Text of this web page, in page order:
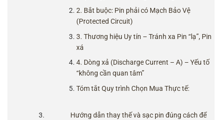
2. Bắt buộc: Pin phải có Mạch Bảo Vệ
(Protected Circuit)
3. Thương hiệu Uy tín – Tránh xa Pin “lạ”, Pin
xá
4. Dòng xả (Discharge Current – A) – Yếu tố
“không cần quan tâm”
Tóm tắt Quy trình Chọn Mua Thực tế:
Hướng dẫn thay thế và sạc pin đúng cách để